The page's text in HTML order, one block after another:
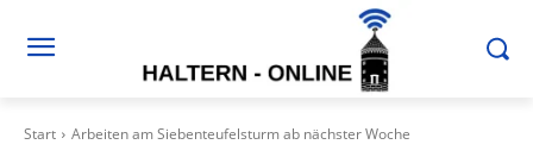
Start Arbeiten am Siebenteufelsturm ab nächster Woche